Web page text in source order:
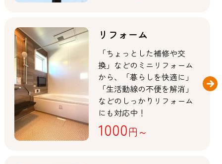
リフォーム
「ちょっとした補修や交
換」などのミニリフォーム
から、「暮らしを快適に」
「生活動線の不便を解消」
などのしっかりリフォーム
にも対応中！
1000円～